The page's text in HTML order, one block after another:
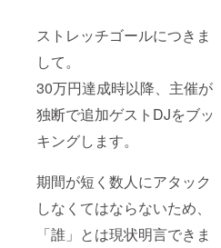
ストレッチゴールにつきま
して。
30万円達成時以降、主催が
独断で追加ゲストDJをブッ
キングします。
期間が短く数人にアタック
しなくてはならないため、
「誰」とは現状明言できま